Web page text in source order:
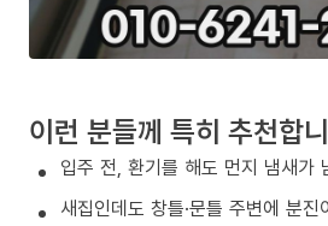
이런 분들께 특히 추천합
입주 전, 환기를 해도 먼지 냄새가
새집인데도 창틀·문틀 주변에 분